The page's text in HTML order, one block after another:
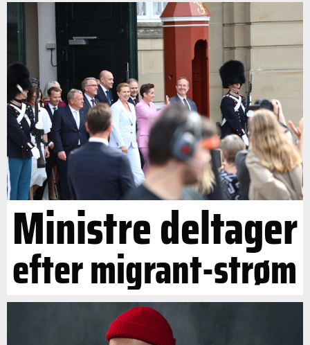
Ministre deltager
efter migrant-strøm